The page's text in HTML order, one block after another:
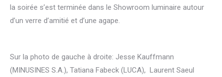
la soirée s’est terminée dans le Showroom luminaire autour
d’un verre d’amitié et d’une agape.
Sur la photo de gauche à droite: Jesse Kauffmann
(MINUSINES S.A.), Tatiana Fabeck (LUCA), Laurent Saeul